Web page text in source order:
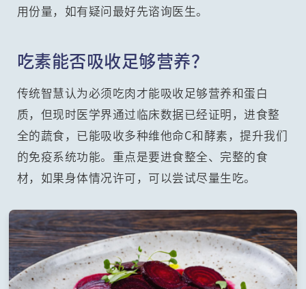
用份量，如有疑问最好先谘询医生。
吃素能否吸收足够营养？
传统智慧认为必须吃肉才能吸收足够营养和蛋白
质，但现时医学界通过临床数据已经证明，进食整
全的蔬食，已能吸收多种维他命C和酵素，提升我们
的免疫系统功能。重点是要进食整全、完整的食
材，如果身体情况许可，可以尝试尽量生吃。